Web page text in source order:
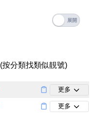
五行
(按分類找類似靚號)
更多
更多